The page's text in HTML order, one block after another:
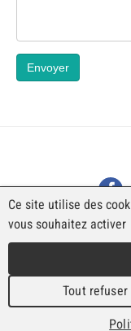
Envoyer
UNE
Ce site utilise des
vous souhaitez activer
Tout refuser